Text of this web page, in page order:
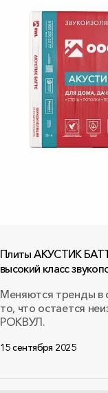
Плиты АКУСТИК
высокий класс
Меняются тренды в
то, что остается
РОКВУЛ.
15 сентября 2025